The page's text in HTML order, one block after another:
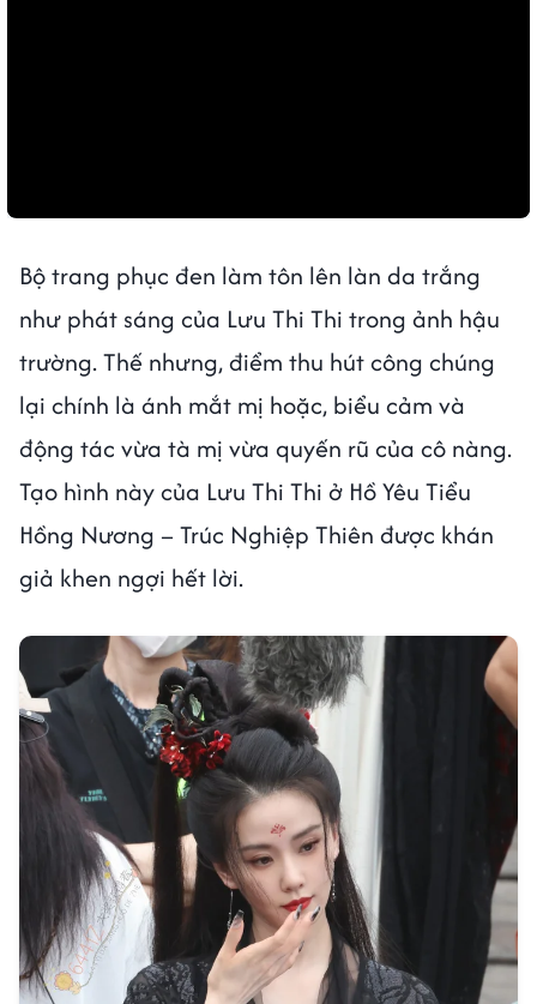
Bộ trang phục đen làm tôn lên làn da trắng
như phát sáng của Lưu Thi Thi trong ảnh hậu
trường. Thế nhưng, điểm thu hút công chúng
lại chính là ánh mắt mị hoặc, biểu cảm và
động tác vừa tà mị vừa quyến rũ của cô nàng.
Tạo hình này của Lưu Thi Thi ở Hồ Yêu Tiểu
Hồng Nương – Trúc Nghiệp Thiên được khán
giả khen ngợi hết lời.